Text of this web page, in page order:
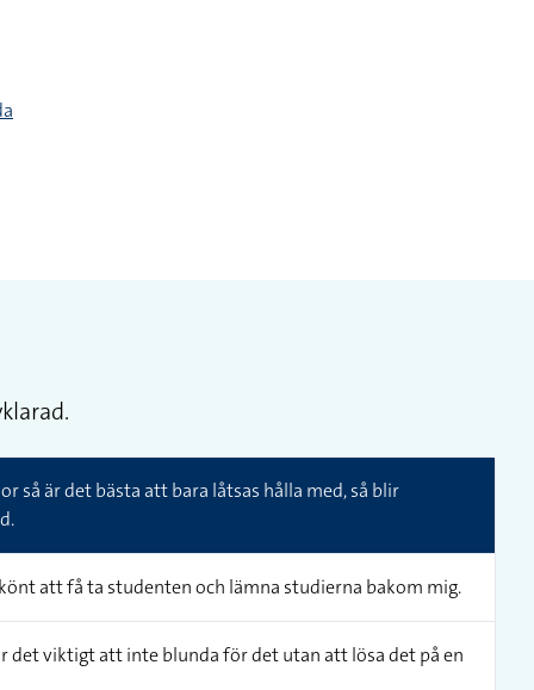
så är det bästa att bara låtsas hålla med, så blir
att få ta studenten och lämna studierna bakom mig.
det viktigt att inte blunda för det utan att lösa det på en